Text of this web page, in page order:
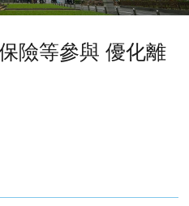
險等參與 優化離